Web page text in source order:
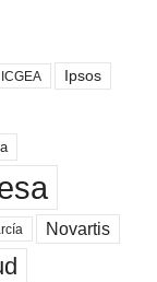
ICGEA Ipsos
Novartis